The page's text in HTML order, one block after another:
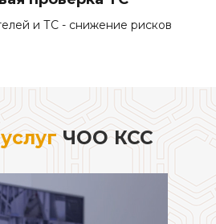
и ТС - снижение рисков
ЧОО КСС